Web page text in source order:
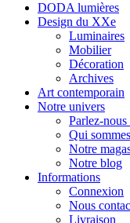
DODA lumières
Design du XXe
Luminaires
Mobilier
Décoration
Archives
Art contemporain
Notre univers
Parlez-
Qui
Notre
Notre blog
Informations
Connexion
Nous
Livraison